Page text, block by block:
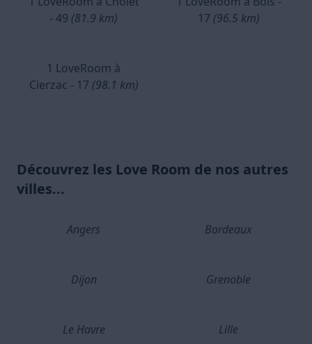
- 49 (81.9 km)
17 (96.5 km)
1 LoveRoom à
Cierzac - 17 (98.1 km)
Découvrez les Love Room de nos autres
villes...
Angers Bordeaux
Dijon Grenoble
Le Havre Lille